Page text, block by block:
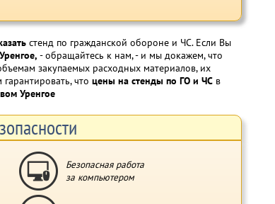
стенд по гражданской обороне и ЧС. Если Вы
- обращайтесь к нам, - и мы докажем, что
закупаемых расходных материалов, их
что цены на стенды по ГО и ЧС в
Уренгое
Безопасная работа
за компьютером